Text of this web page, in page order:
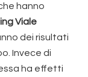
hanno
Viale
dei risultati
Invece di
ha effetti